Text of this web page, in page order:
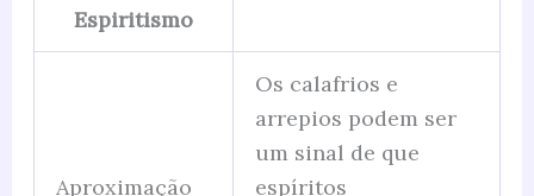
Espiritismo
Aproximação
Os calafrios e
arrepios podem ser
um sinal de que
espíritos